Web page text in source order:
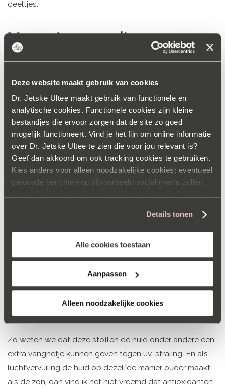
Deze website maakt gebruik van cookies
Dr. Jetske Ultee maakt gebruik van functionele en
analytische cookies. Functionele cookies zijn kleine
bestandjes die ervoor zorgen dat de site zo goed
mogelijk functioneert. Vind je het fijn om online informatie
over Dr. Jetske Ultee te zien die voor jou relevant is?
Geef dan akkoord om ook tracking cookies te gebruiken.
Kies anders voor alleen noodzakelijke cookies; eventueel
getoonde berichten op bijvoorbeeld social media zullen
Details tonen
Alle cookies toestaan
Aanpassen
Alleen noodzakelijke cookies
deeltjes.
Maar er is meer nodig
Toch heb je vaak niet genoeg aan de antioxidanten die je
wetenschappers een crème met antioxidanten (vitamine
C, E en ferulinezuur) op de huid van de proefpersonen als
extra bescherming. Dit deden ze vóór de blootstelling
aan deeltjes uit uitlaatgassen.
De huid werd daardoor minder bruin dan de huid die niet
‘voorbehandeld’ was met zo’n crème. Antioxidanten
lijken de huid dus een beetje te kunnen beschermen
tegen luchtvervuiling.
Werkt dat echt?
Hoewel dit onderzoek gesponsord is door Henkel en
L’Oréal en je je dus kunt afvragen hoe objectief deze
studie is, verbaast deze uitkomst me niet. Het is al jaren
Zo weten we dat deze stoffen de huid onder andere een
extra vangnetje kunnen geven tegen uv-straling. En als
luchtvervuiling de huid op dezelfde manier ouder maakt
als de zon, dan vind ik het niet vreemd dat antioxidanten